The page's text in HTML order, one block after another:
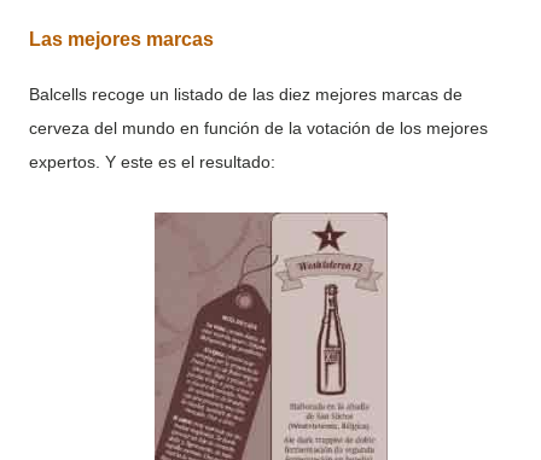
Las mejores marcas
Balcells recoge un listado de las diez mejores marcas de
cerveza del mundo en función de la votación de los mejores
expertos. Y este es el resultado: